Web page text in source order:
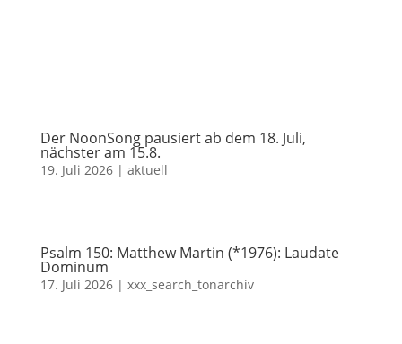
Der NoonSong pausiert ab dem 18. Juli,
nächster am 15.8.
19. Juli 2026| aktuell
Psalm 150: Matthew Martin (*1976): Laudate
Dominum
17. Juli 2026| xxx_search_tonarchiv